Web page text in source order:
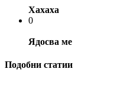
Хахаха
0
Ядосва ме
Подобни статии